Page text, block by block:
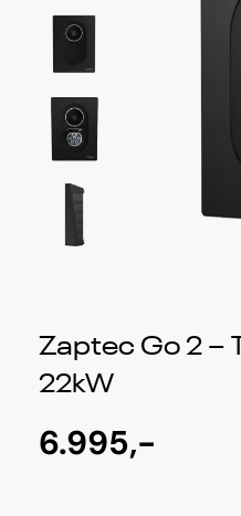
Zaptec Go 2 –
22kW
6.995,-